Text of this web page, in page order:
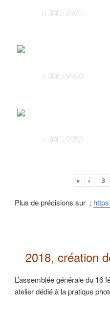
s IMG 3922
s IMG 9936
s IMG 9953
« ‹
Plus de précisions sur :
2018, création
L’assemblée générale du 16
atelier dédié à la pratique